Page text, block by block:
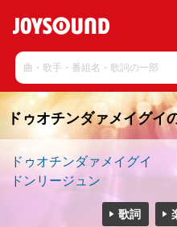
ドゥオチンダァメイグイ
ドゥオチンダァメイグイ
ドンリージュン
歌詞